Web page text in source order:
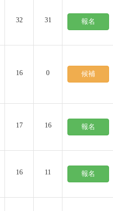
32 31 報名
16 0 候補
17 16 報名
16 11 報名